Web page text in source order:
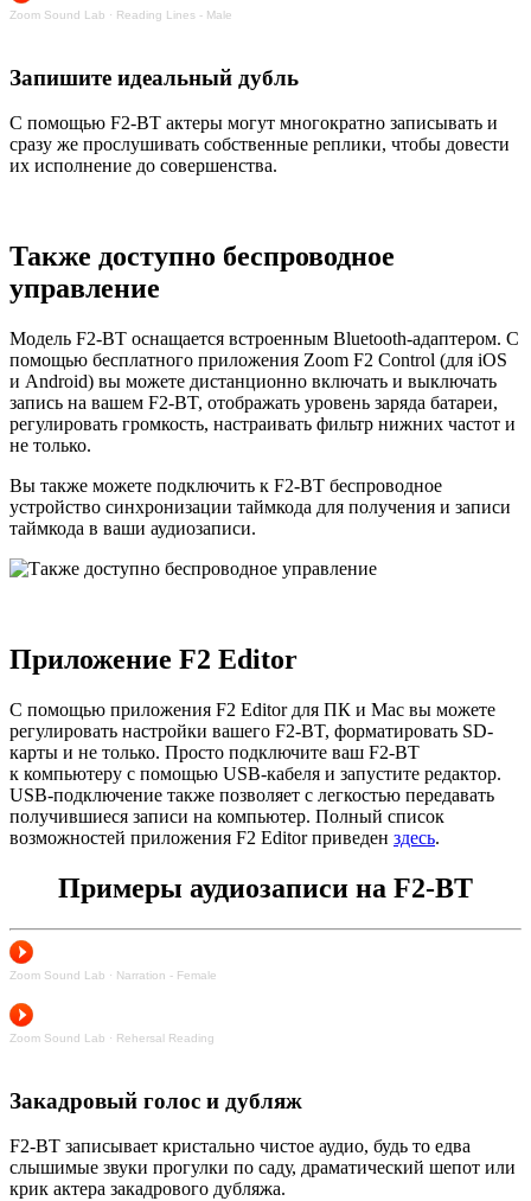
Zoom Sound Lab · Reading Lines - Male
Запишите идеальный дубль
С помощью F2-BT актеры могут многократно записывать и
сразу же прослушивать собственные реплики, чтобы довести
их исполнение до совершенства.
Также доступно беспроводное
управление
Модель F2-BT оснащается встроенным Bluetooth-адаптером. С
помощью бесплатного приложения Zoom F2 Control (для iOS
и Android) вы можете дистанционно включать и выключать
запись на вашем F2-BT, отображать уровень заряда батареи,
регулировать громкость, настраивать фильтр нижних частот и
не только.
Вы также можете подключить к F2-BT беспроводное
устройство синхронизации таймкода для получения и записи
таймкода в ваши аудиозаписи.
Приложение F2 Editor
С помощью приложения F2 Editor для ПК и Mac вы можете
регулировать настройки вашего F2-BT, форматировать SD-
карты и не только. Просто подключите ваш F2-BT
к компьютеру с помощью USB-кабеля и запустите редактор.
USB-подключение также позволяет с легкостью передавать
получившиеся записи на компьютер. Полный список
возможностей приложения F2 Editor приведен здесь.
Примеры аудиозаписи на F2-BT
Zoom Sound Lab · Narration - Female
Zoom Sound Lab · Rehersal Reading
Закадровый голос и дубляж
F2-BT записывает кристально чистое аудио, будь то едва
слышимые звуки прогулки по саду, драматический шепот или
крик актера закадрового дубляжа.